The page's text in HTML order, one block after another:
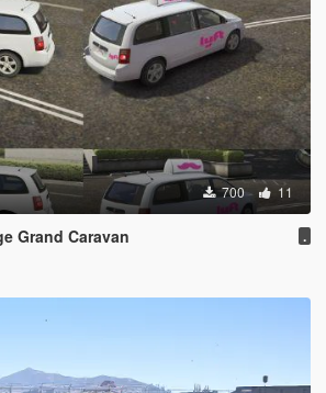
700 11
Grand Caravan .